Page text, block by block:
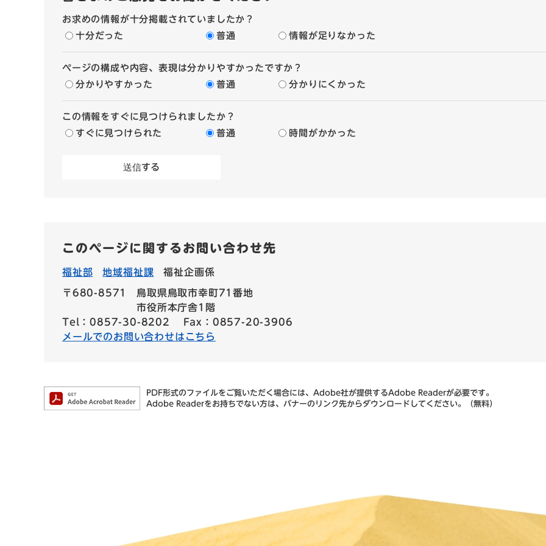
お求めの情報が十分掲載されていましたか？
十分だった
普通 情報が足りなかった
ページの構成や内容、表現は分かりやすかったですか？
分かりやすかった
普通 分かりにくかった
この情報をすぐに見つけられましたか？
すぐに見つけられた
普通 時間がかかった
このページに関するお問い合わせ先
福祉部 地域福祉課 福祉企画係
〒680-8571
鳥取県鳥取市幸町71番地
市役所本庁舎1階
Tel：0857-30-8202
Fax：0857-20-3906
メールでのお問い合わせはこちら
PDF形式のファイルをご覧いただく場合には、Adobe社が提供するAdobe Readerが必要です。
Adobe Readerをお持ちでない方は、バナーのリンク先からダウンロードしてください。（無料）